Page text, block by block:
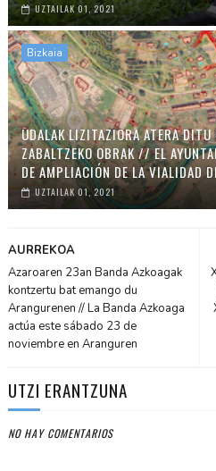
UZTAILAK 01, 2021
Bizkaia
UDALAK LIZITAZIORA ATERA DITU
ZABALTZEKO OBRAK // EL
DE AMPLIACIÓN DE LA VIALIDAD
UZTAILAK 01, 2021
AURREKOA
Azaroaren 23an Banda Azkoagak
kontzertu bat emango du
Arangurenen // La Banda Azkoaga
actúa este sábado 23 de
noviembre en Aranguren
UTZI ERANTZUNA
NO HAY COMENTARIOS